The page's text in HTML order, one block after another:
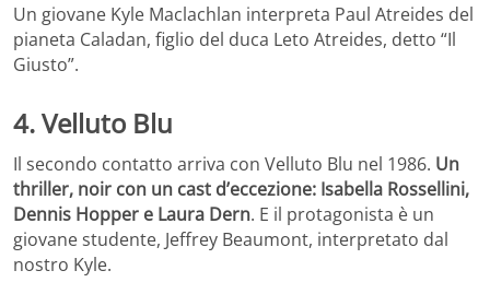
Un giovane Kyle Maclachlan interpreta Paul Atreides del
pianeta Caladan, figlio del duca Leto Atreides, detto “Il
Giusto”.
4. Velluto Blu
Il secondo contatto arriva con Velluto Blu nel 1986. Un
thriller, noir con un cast d’eccezione: Isabella Rossellini,
Dennis Hopper e Laura Dern. E il protagonista è un
giovane studente, Jeffrey Beaumont, interpretato dal
nostro Kyle.